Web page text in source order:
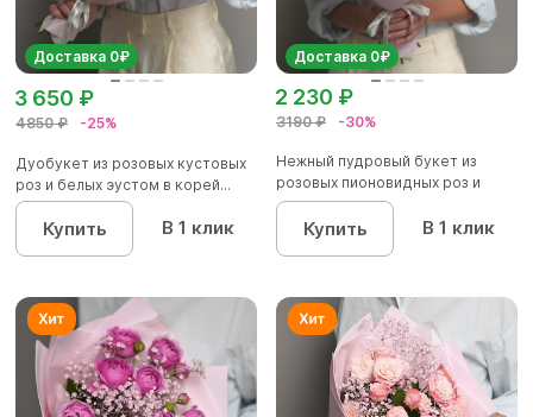
Доставка 0₽
4850 ₽ -25%
3 650 ₽
Дуобукет из розовых кустовых
роз и белых эустом в корей...
Купить В 1 клик
Доставка 0₽
3190 ₽ -30%
2 230 ₽
Нежный пудровый букет из
розовых пионовидных роз и
диан...
Купить В 1 клик